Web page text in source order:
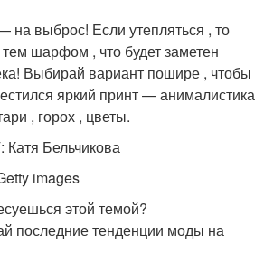
на выброс! Если утепляться , то
тем шарфом , что будет заметен
Выбирай вариант пошире , чтобы
яркий принт — анималистика
, горох , цветы.
Бельчикова
images
этой темой?
последние тенденции моды на